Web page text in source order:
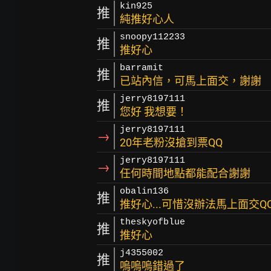
推 kin925
純推好心人
推 snoopy112233
推好心
推 barramit
已站內信，可馬上面交，謝謝
推 jerry8197111
您好 我想要！
→ jerry8197111
20年老粉沒搶到票QQ
→ jerry8197111
任何時間地點都能配合謝謝
推 obalin136
推好心...可惜沒辦法馬上面交
推 theskyofblue
推好心
推 j4355002
嗚嗚嗚錯過了